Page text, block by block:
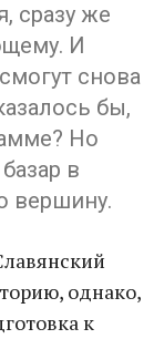
сразу же
И
снова
бы,
Но
в
вершину.
однако,
к